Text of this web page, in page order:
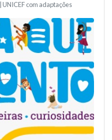
com adaptações